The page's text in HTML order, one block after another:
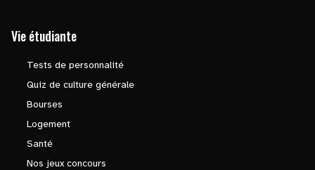
Vie étudiante
Tests de personnalité
Quiz de culture générale
Bourses
Logement
Santé
Nos jeux concours